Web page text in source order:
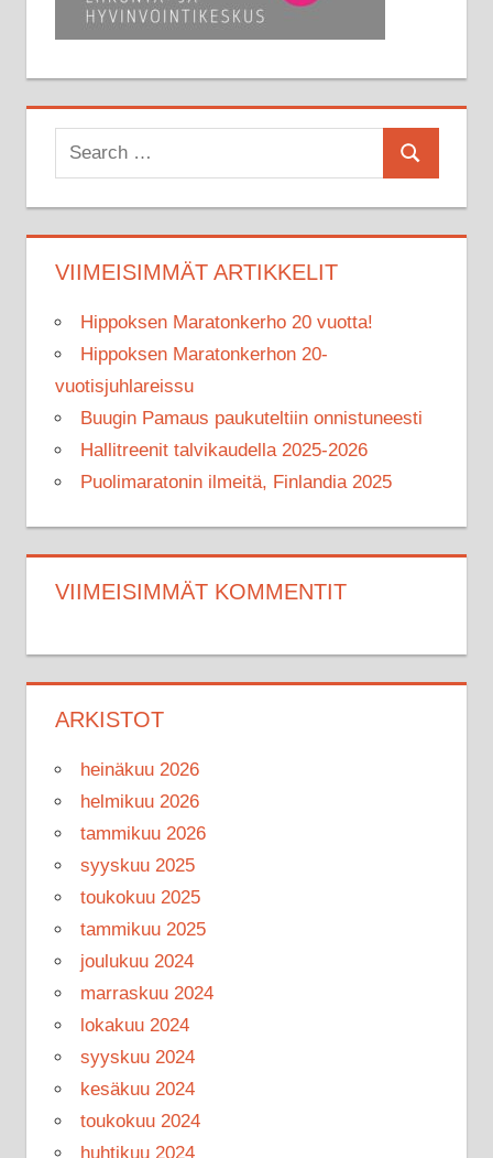
Search
for:
Search
VIIMEISIMMÄT ARTIKKELIT
Hippoksen Maratonkerho 20 vuotta!
Hippoksen Maratonkerhon 20-
vuotisjuhlareissu
Buugin Pamaus paukuteltiin onnistuneesti
Hallitreenit talvikaudella 2025-2026
Puolimaratonin ilmeitä, Finlandia 2025
VIIMEISIMMÄT KOMMENTIT
ARKISTOT
heinäkuu 2026
helmikuu 2026
tammikuu 2026
syyskuu 2025
toukokuu 2025
tammikuu 2025
joulukuu 2024
marraskuu 2024
lokakuu 2024
syyskuu 2024
kesäkuu 2024
toukokuu 2024
huhtikuu 2024